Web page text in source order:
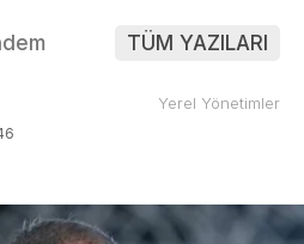
TÜM YAZILARI
Yerel Yönetimler